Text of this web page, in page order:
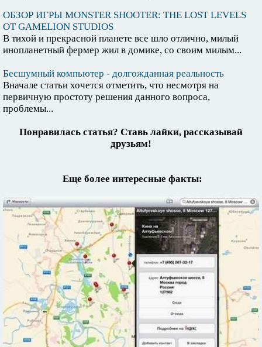
ОБЗОР ИГРЫ MONSTER SHOOTER: THE LOST LEVELS
ОТ GAMELION STUDIOS
В тихой и прекрасной планете все шло отлично, милый
инопланетный фермер жил в домике, со своим милым...
Бесшумный компьютер - долгожданная реальность
Вначале статьи хочется отметить, что несмотря на
первичную простоту решения данного вопроса,
проблемы...
Понравилась статья? Ставь лайки, рассказывай
друзьям!
Еще более интересные факты: